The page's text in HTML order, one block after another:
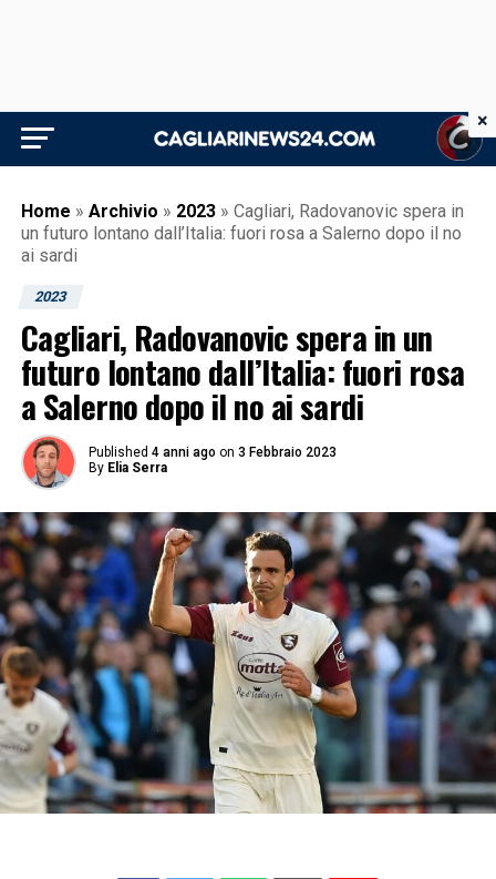
Home » Archivio » 2023 » Cagliari, Radovanovic spera in
un futuro lontano dall’Italia: fuori rosa a Salerno dopo il no
ai sardi
2023
Cagliari, Radovanovic spera in un
futuro lontano dall’Italia: fuori rosa
a Salerno dopo il no ai sardi
Published 4 anni ago on 3 Febbraio 2023
By Elia Serra
×